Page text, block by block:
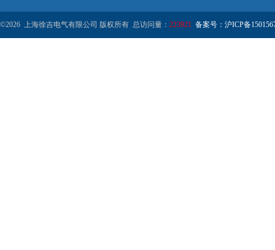
©2026 上海徐吉电气有限公司 版权所有 总访问量： 223921 备案号：沪ICP备